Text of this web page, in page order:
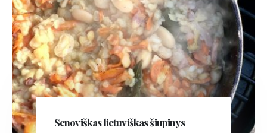
Senoviškas lietuviškas šiupinys